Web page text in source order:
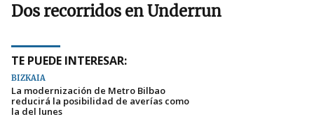
Dos recorridos en Underrun
TE PUEDE INTERESAR:
BIZKAIA
La modernización de Metro Bilbao
reducirá la posibilidad de averías como
la del lunes